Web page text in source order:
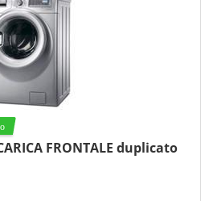
FRONTALE duplicato